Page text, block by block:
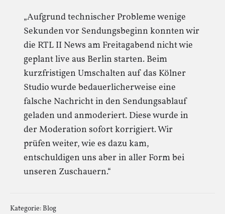
„Aufgrund technischer Probleme wenige
Sekunden vor Sendungsbeginn konnten wir
die RTL II News am Freitagabend nicht wie
geplant live aus Berlin starten. Beim
kurzfristigen Umschalten auf das Kölner
Studio wurde bedauerlicherweise eine
falsche Nachricht in den Sendungsablauf
geladen und anmoderiert. Diese wurde in
der Moderation sofort korrigiert. Wir
prüfen weiter, wie es dazu kam,
entschuldigen uns aber in aller Form bei
unseren Zuschauern.“
Kategorie:Blog